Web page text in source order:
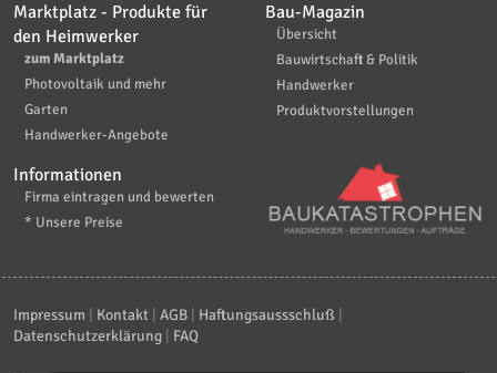
Marktplatz - Produkte für
den Heimwerker
zum Marktplatz
Photovoltaik und mehr
Garten
Handwerker-Angebote
Bau-Magazin
Übersicht
Bauwirtschaft & Politik
Handwerker
Produktvorstellungen
Informationen
Firma eintragen und bewerten
* Unsere Preise
Impressum Kontakt AGB Haftungsaussschluß
Datenschutzerklärung
FAQ